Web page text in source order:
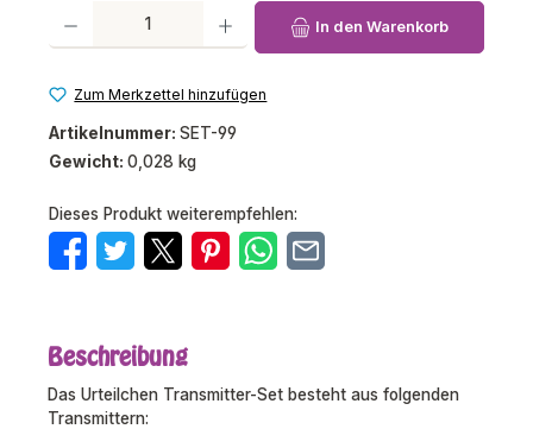
Produkt Anzahl: Gib den gewünschten Wert ein oder benutze die
In den Warenkorb
Zum Merkzettel hinzufügen
Artikelnummer: SET-99
Gewicht: 0,028 kg
Dieses Produkt weiterempfehlen:
Beschreibung
Das Urteilchen Transmitter-Set besteht aus folgenden
Transmittern: